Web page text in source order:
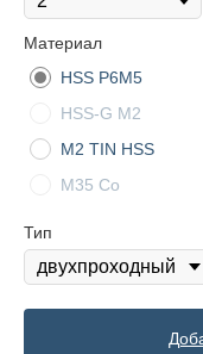
Материал
HSS Р6М5
HSS-G M2
M2 TIN HSS
М35 Со
Тип